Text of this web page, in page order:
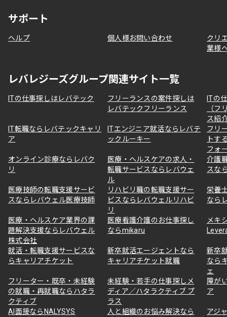
サポート
ヘルプ 個人様お問い合わせ
クリ
業様
レバレジーズグループ関連サイト一覧
ITの仕事探しはレバテック
フリーランスの案件探しは
レバテックフリーランス
ITの
（フ
ス紹
IT転職ならレバテックキャリ
ア
ITエンジニア就活ならレバテ
ックルーキー
フリ
トす
フォ
オンライン診療ならレバク
リ
医療・ヘルスケアの求人・
転職サービスならレバウェ
ル
介護
スな
医療技師の転職支援サービ
スならレバウェル医療技師
リハビリ職の転職支援サー
ビスならレバウェルリハビ
リ
栄養
なら
医療・ヘルスケア業界の課
題解決支援ならレバウェル
株式会社
医療看護介護のお仕事探し
ならmikaru
メキ
就活・転職支援サービスな
らキャリアチケット
新卒就活エージェントなら
キャリアチケット就職
新卒
なら
ェ
フリーター・既卒・未経験
の就職・再就職ならハタラ
クティブ
未経験・若手の仕事探しメ
ディア／ハタラクティブ プ
ラス
障が
ア
AI面接ならNALYSYS
人と組織のお悩み解決なら
アジ